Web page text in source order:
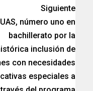
Siguiente
número uno en
bachillerato por la
inclusión de
con necesidades
especiales a